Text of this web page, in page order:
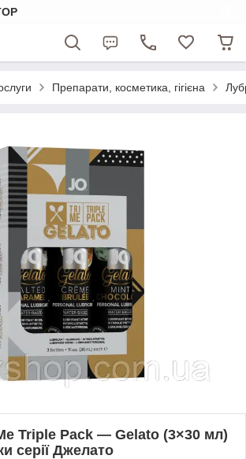
Препарати, косметика, гігієна
Triple Pack — Gelato (3×30 мл)
серії Джелато